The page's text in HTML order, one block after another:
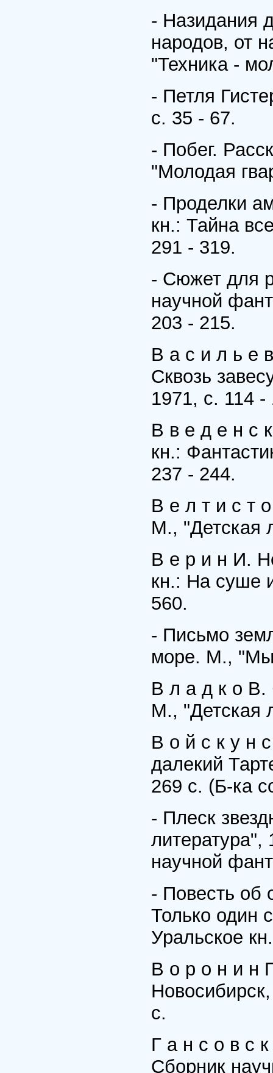
- Назидания
народов, от
"Техника -
- Петля
с. 35 - 67.
- Побег.
"Молодая
- Проделки
кн.: Тайна
291 - 319.
- Сюжет для
научной
203 - 215.
В а с и л ь е
Сквозь
1971, с. 114 -
В в е д е н с
кн.:
237 - 244.
В е л т и с т
М., "Детская
В е р и н И.
кн.: На суше
560.
- Письмо
море. М.,
В л а д к о В.
М., "Детская
В о й с к у н
далекий
269 с. (Б-ка
- Плеск
литература",
научной
- Повесть об
Только один
Уральское
В о р о н и н
с.
Г а н с о в с
Сборник